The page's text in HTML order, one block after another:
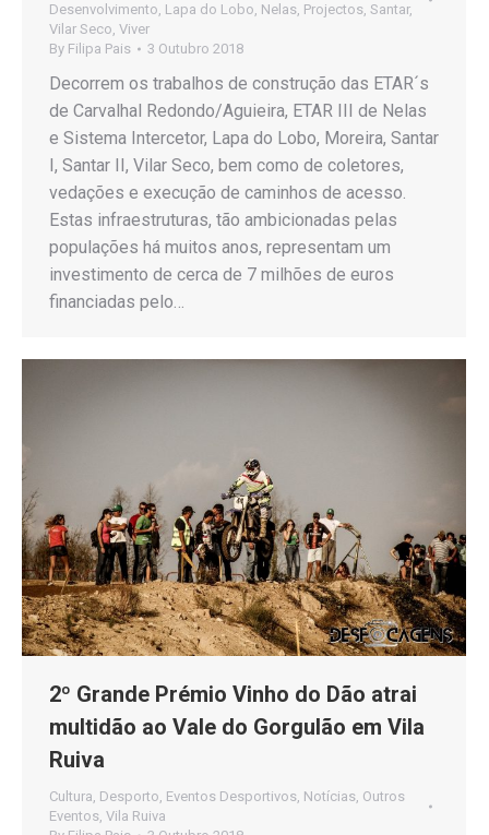
Desenvolvimento, Lapa do Lobo, Nelas, Projectos, Santar,
Vilar Seco, Viver
By Filipa Pais 3 Outubro 2018
Decorrem os trabalhos de construção das ETAR´s
de Carvalhal Redondo/Aguieira, ETAR III de Nelas
e Sistema Intercetor, Lapa do Lobo, Moreira, Santar
I, Santar II, Vilar Seco, bem como de coletores,
vedações e execução de caminhos de acesso.
Estas infraestruturas, tão ambicionadas pelas
populações há muitos anos, representam um
investimento de cerca de 7 milhões de euros
financiadas pelo…
2º Grande Prémio Vinho do Dão atrai
multidão ao Vale do Gorgulão em Vila
Ruiva
Cultura, Desporto, Eventos Desportivos, Notícias, Outros
Eventos, Vila Ruiva